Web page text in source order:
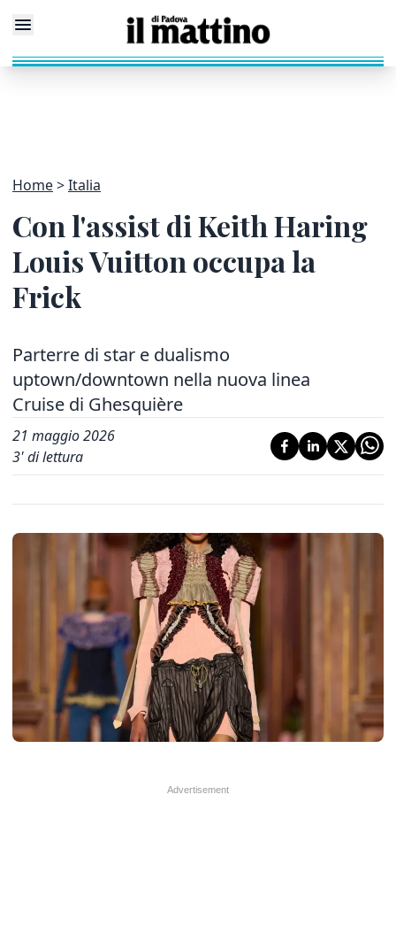
Home Italia
Con l'assist di Keith Haring
Louis Vuitton occupa la
Frick
Parterre di star e dualismo
uptown/downtown nella nuova linea
Cruise di Ghesquière
21 maggio 2026
3' di lettura